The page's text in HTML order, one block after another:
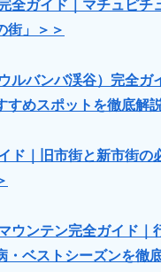
全ガイド｜マチュピチ
街」＞＞
ルバンバ渓谷）完全ガ
すめスポットを徹底解
ド｜旧市街と新市街の
ウンテン完全ガイド｜
・ベストシーズンを徹